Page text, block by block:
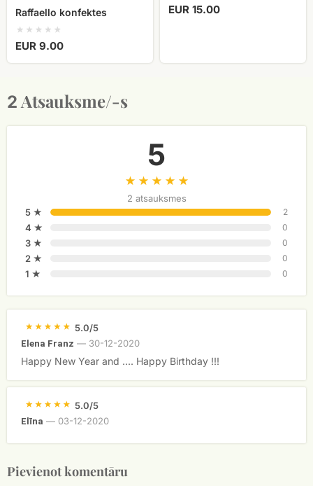
Raffaello konfektes
EUR 9.00
EUR 15.00
2 Atsauksme/-s
5
2 atsauksmes
5 ★
2
4 ★ 0
3 ★ 0
2 ★ 0
1 ★ 0
5.0/5
Elena Franz — 30-12-2020
Happy New Year and .... Happy Birthday !!!
5.0/5
Elīna — 03-12-2020
Pievienot komentāru